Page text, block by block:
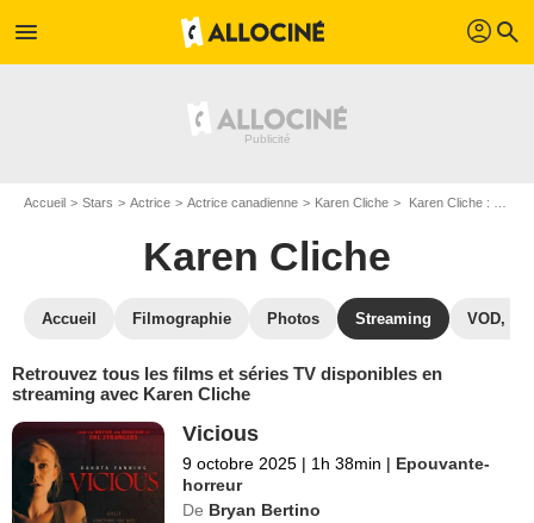
menu profil search
Accueil Stars Actrice Actrice canadienne Karen Cliche Karen Cliche : Films et séries online
Karen Cliche
Accueil Filmographie Photos Streaming VOD,
Retrouvez tous les films et séries TV disponibles en
streaming avec Karen Cliche
Vicious
9 octobre 2025 | 1h 38min | Epouvante-
horreur
De Bryan Bertino